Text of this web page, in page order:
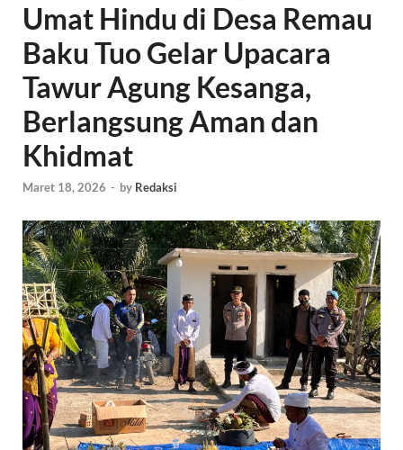
Umat Hindu di Desa Remau
Baku Tuo Gelar Upacara
Tawur Agung Kesanga,
Berlangsung Aman dan
Khidmat
Maret 18, 2026 - by Redaksi